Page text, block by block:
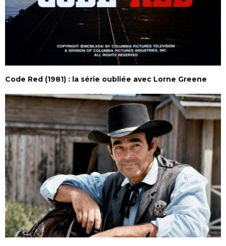
Code Red (1981) : la série oubliée avec Lorne Greene